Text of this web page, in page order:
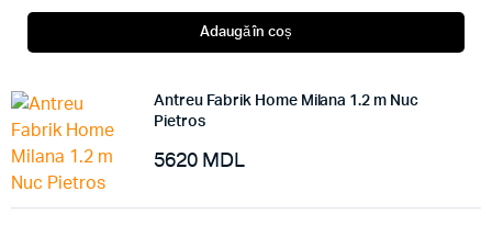
Adaugă în coș
Antreu Fabrik Home Milana 1.2 m Nuc
Pietros
5620 MDL